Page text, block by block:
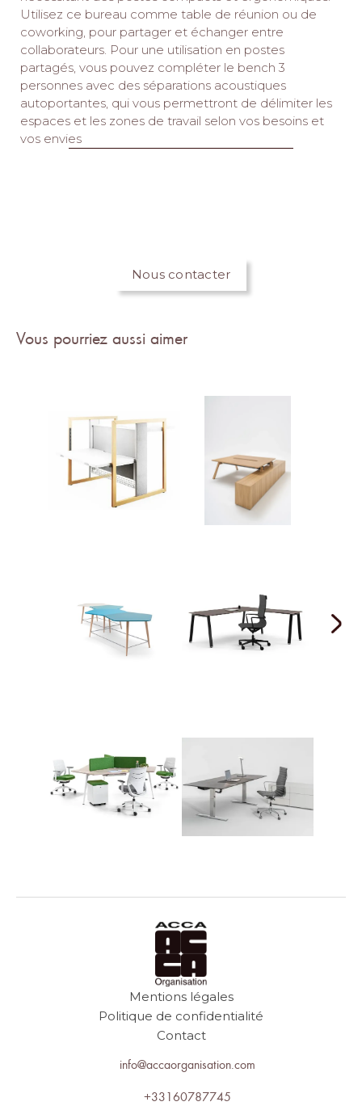
Utilisez ce bureau comme table de réunion ou de
coworking, pour partager et échanger entre
collaborateurs. Pour une utilisation en postes
partagés, vous pouvez compléter le bench 3
personnes avec des séparations acoustiques
autoportantes, qui vous permettront de délimiter les
espaces et les zones de travail selon vos besoins et
vos envies
Nous contacter
Vous pourriez aussi aimer
Mentions légales
Politique de confidentialité
Contact
info@accaorganisation.com
+33160787745